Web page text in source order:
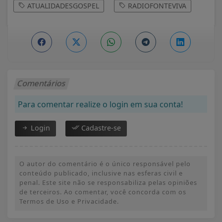
ATUALIDADESGOSPEL RADIOFONTEVIVA
Comentários
Para comentar realize o login em sua conta!
Login Cadastre-se
O autor do comentário é o único responsável pelo
conteúdo publicado, inclusive nas esferas civil e
penal. Este site não se responsabiliza pelas opiniões
de terceiros. Ao comentar, você concorda com os
Termos de Uso e Privacidade.